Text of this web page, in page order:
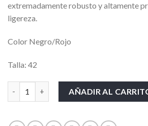
extremadamente robusto y altamente
ligereza.
Color Negro/Rojo
Talla: 42
CALZADO BICAP RAPTOR cantidad
AÑADIR AL